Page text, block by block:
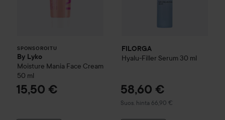
SPONSOROITU
By Lyko
Moisture Mania Face Cream
50 ml
15,50 €
FILORGA
Hyalu-Filler Serum 30 ml
58,60 €
Suos. hinta 66,90 €
Suositeltu hinta 66,90 €